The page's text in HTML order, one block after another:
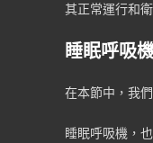
其正常運行和
睡眠呼吸
在本節中，我
睡眠呼吸機，